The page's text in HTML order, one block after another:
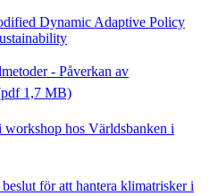
Dynamic Adaptive Policy
- Påverkan av
1,7 MB)
workshop hos Världsbanken i
för att hantera klimatrisker i